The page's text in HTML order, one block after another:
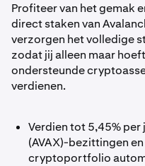
Profiteer van het gemak
direct staken van
verzorgen het volledige
zodat jij alleen maar
ondersteunde
verdienen.
Verdien tot 5,45% per
(AVAX)-bezittingen
cryptoportfolio